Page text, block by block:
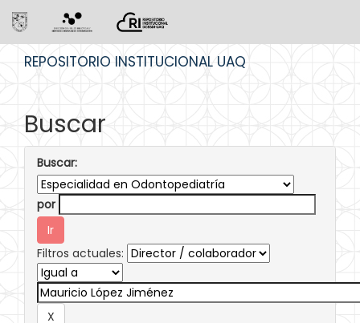
REPOSITORIO INSTITUCIONAL UAQ
Buscar
Buscar:
por
Filtros actuales: